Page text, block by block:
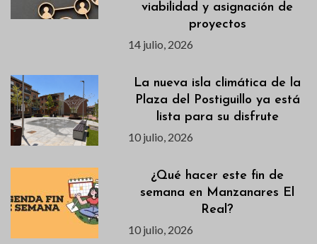
viabilidad y asignación de
proyectos
14 julio, 2026
La nueva isla climática de la
Plaza del Postiguillo ya está
lista para su disfrute
10 julio, 2026
¿Qué hacer este fin de
semana en Manzanares El
Real?
10 julio, 2026